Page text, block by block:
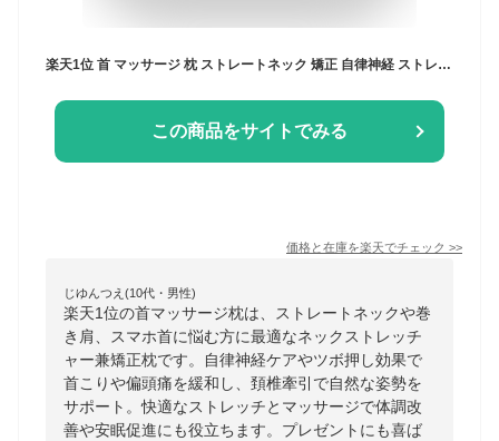
楽天1位 首 マッサージ 枕 ストレートネック 矯正 自律神経 ストレッチ ネックストレッチャー ネックピロー ツボ押し 首こり 巻き肩 スマホ首 首枕 矯正枕 マッサージ枕 偏頭痛 ネックマッサージ 頚椎枕 牽引 健康 体調 安眠枕 プレゼント
この商品をサイトでみる
価格と在庫を楽天でチェック >>
じゆんつえ(10代・男性)
楽天1位の首マッサージ枕は、ストレートネックや巻
き肩、スマホ首に悩む方に最適なネックストレッチ
ャー兼矯正枕です。自律神経ケアやツボ押し効果で
首こりや偏頭痛を緩和し、頚椎牽引で自然な姿勢を
サポート。快適なストレッチとマッサージで体調改
善や安眠促進にも役立ちます。プレゼントにも喜ば